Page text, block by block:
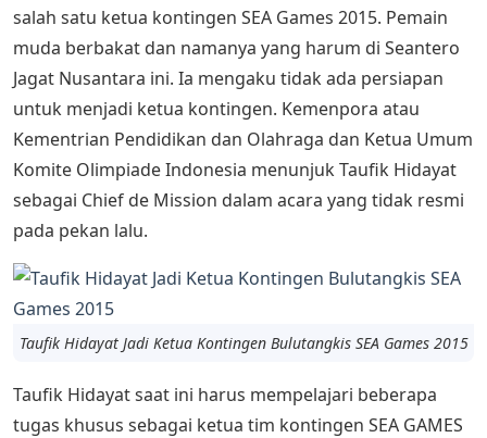
salah satu ketua kontingen SEA Games 2015. Pemain
muda berbakat dan namanya yang harum di Seantero
Jagat Nusantara ini. Ia mengaku tidak ada persiapan
untuk menjadi ketua kontingen. Kemenpora atau
Kementrian Pendidikan dan Olahraga dan Ketua Umum
Komite Olimpiade Indonesia menunjuk Taufik Hidayat
sebagai Chief de Mission dalam acara yang tidak resmi
pada pekan lalu.
Taufik Hidayat Jadi Ketua Kontingen Bulutangkis SEA Games 2015
Taufik Hidayat saat ini harus mempelajari beberapa
tugas khusus sebagai ketua tim kontingen SEA GAMES